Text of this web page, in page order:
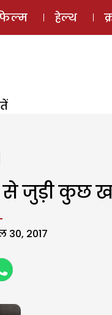
ई-मैगज़ीन हेल्थ
से जुड़ी कुछ
30, 2017